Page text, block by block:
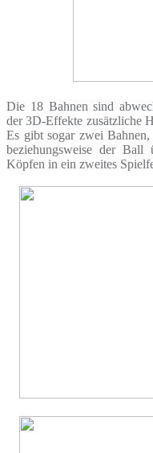
Die 18 Bahnen sind
der 3D-Effekte zusätzliche
Es gibt sogar zwei
beziehungsweise der Ball
Köpfen in ein zweites